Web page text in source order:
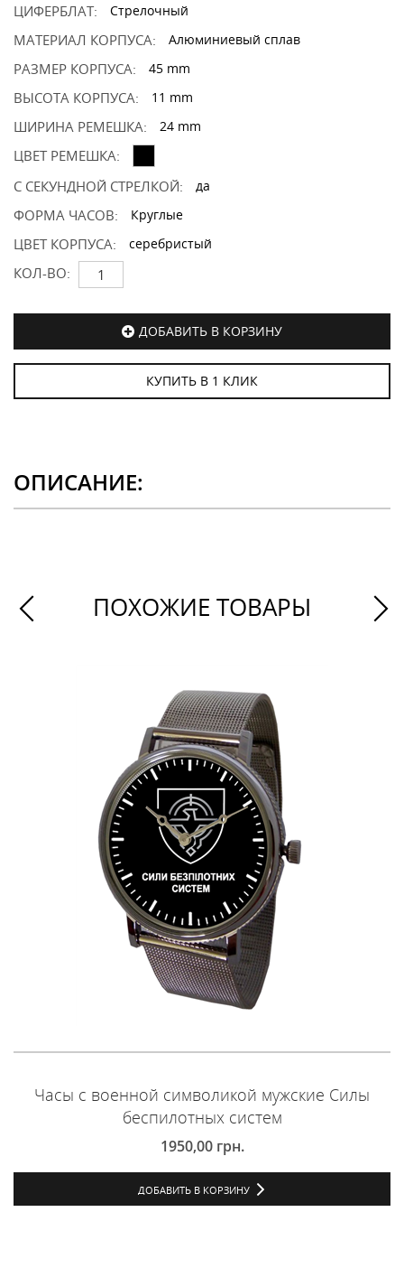
ЦИФЕРБЛАТ: Стрелочный
МАТЕРИАЛ КОРПУСА: Алюминиевый сплав
РАЗМЕР КОРПУСА: 45 mm
ВЫСОТА КОРПУСА: 11 mm
ШИРИНА РЕМЕШКА: 24 mm
ЦВЕТ РЕМЕШКА:
С СЕКУНДНОЙ СТРЕЛКОЙ:
да
ФОРМА ЧАСОВ: Круглые
ЦВЕТ КОРПУСА: серебристый
КОЛ-ВО:
ДОБАВИТЬ В КОРЗИНУ
КУПИТЬ В 1 КЛИК
ОПИСАНИЕ:
ПОХОЖИЕ ТОВАРЫ
Часы с военной символикой мужские Силы
беспилотных систем
1950,00 грн.
ДОБАВИТЬ В КОРЗИНУ